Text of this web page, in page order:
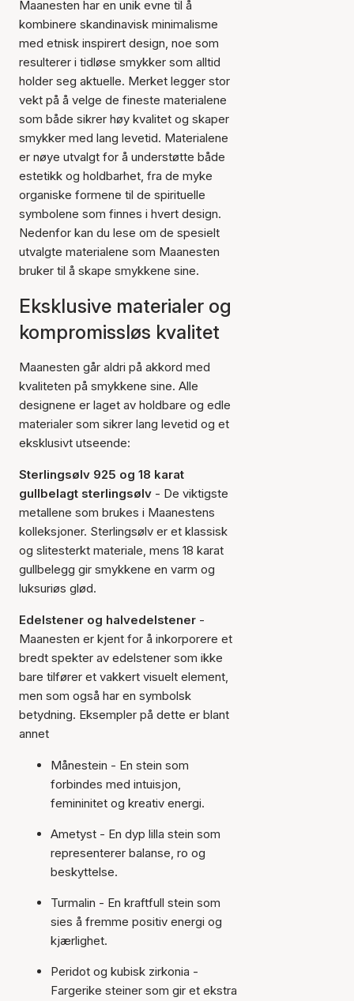
Maanesten har en unik evne til å
kombinere skandinavisk minimalisme
med etnisk inspirert design, noe som
resulterer i tidløse smykker som alltid
holder seg aktuelle. Merket legger stor
vekt på å velge de fineste materialene
som både sikrer høy kvalitet og skaper
smykker med lang levetid. Materialene
er nøye utvalgt for å understøtte både
estetikk og holdbarhet, fra de myke
organiske formene til de spirituelle
symbolene som finnes i hvert design.
Nedenfor kan du lese om de spesielt
utvalgte materialene som Maanesten
bruker til å skape smykkene sine.
Eksklusive materialer og
kompromissløs kvalitet
Maanesten går aldri på akkord med
kvaliteten på smykkene sine. Alle
designene er laget av holdbare og edle
materialer som sikrer lang levetid og et
eksklusivt utseende:
Sterlingsølv 925 og 18 karat
gullbelagt sterlingsølv - De viktigste
metallene som brukes i Maanestens
kolleksjoner. Sterlingsølv er et klassisk
og slitesterkt materiale, mens 18 karat
gullbelegg gir smykkene en varm og
luksuriøs glød.
Edelstener og halvedelstener -
Maanesten er kjent for å inkorporere et
bredt spekter av edelstener som ikke
bare tilfører et vakkert visuelt element,
men som også har en symbolsk
betydning. Eksempler på dette er blant
annet
Månestein - En stein som
forbindes med intuisjon,
femininitet og kreativ energi.
Ametyst - En dyp lilla stein som
representerer balanse, ro og
beskyttelse.
Turmalin - En kraftfull stein som
sies å fremme positiv energi og
kjærlighet.
Peridot og kubisk zirkonia -
Fargerike steiner som gir et ekstra